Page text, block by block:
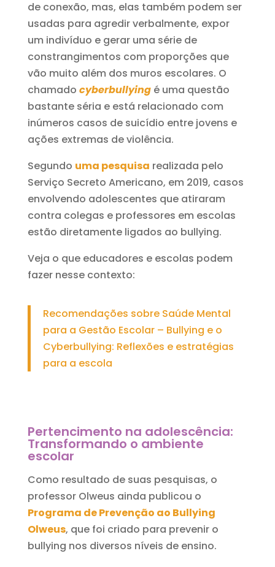
de conexão, mas, elas também podem ser
usadas para agredir verbalmente, expor
um indivíduo e gerar uma série de
constrangimentos com proporções que
vão muito além dos muros escolares. O
chamado cyberbullying é uma questão
bastante séria e está relacionado com
inúmeros casos de suicídio entre jovens e
ações extremas de violência.
Segundo uma pesquisa realizada pelo
Serviço Secreto Americano, em 2019, casos
envolvendo adolescentes que atiraram
contra colegas e professores em escolas
estão diretamente ligados ao bullying.
Veja o que educadores e escolas podem
fazer nesse contexto:
Recomendações sobre Saúde Mental
para a Gestão Escolar – Bullying e o
Cyberbullying: Reflexões e estratégias
para a escola
Pertencimento na adolescência:
Transformando o ambiente
escolar
Como resultado de suas pesquisas, o
professor Olweus ainda publicou o
Programa de Prevenção ao Bullying
Olweus, que foi criado para prevenir o
bullying nos diversos níveis de ensino.